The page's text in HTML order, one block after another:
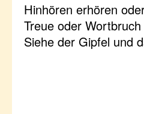
Hinhören erhören
Treue oder
Siehe der Gipfel und